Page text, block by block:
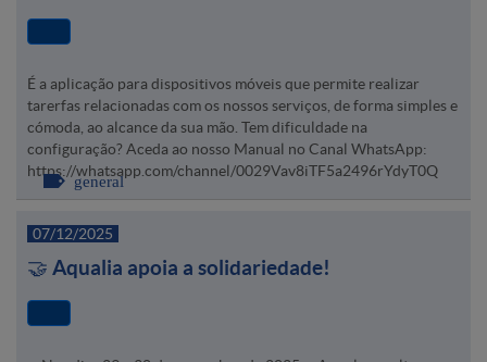
É a aplicação para dispositivos móveis que permite realizar
tarerfas relacionadas com os nossos serviços, de forma simples e
cómoda, ao alcance da sua mão. Tem dificuldade na
configuração? Aceda ao nosso Manual no Canal WhatsApp:
https://whatsapp.com/channel/0029Vav8iTF5a2496rYdyT0Q
general
07/12/2025
🤝 Aqualia apoia a solidariedade!